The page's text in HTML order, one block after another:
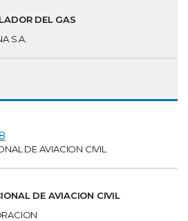
DEL GAS
S.A.
DE AVIACION CIVIL
DE AVIACION CIVIL